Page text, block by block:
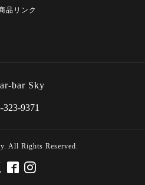
bar Sky
323-9371
. All Rights Reserved.